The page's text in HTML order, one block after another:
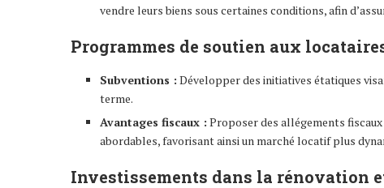
vendre leurs biens sous certaines conditions, afin
Programmes de soutien aux
Subventions : Développer des initiatives étatiques
terme.
Avantages fiscaux : Proposer des allégements
abordables, favorisant ainsi un marché locatif plus
Investissements dans la rénovation